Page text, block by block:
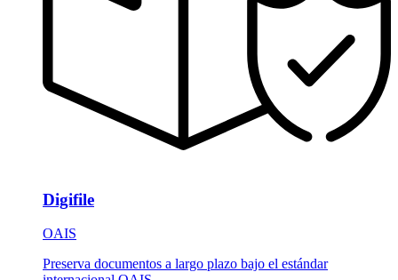
Digifile
OAIS
Preserva documentos a largo plazo bajo el estándar